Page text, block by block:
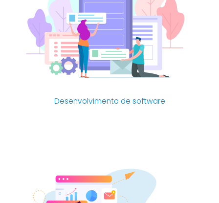
Desenvolvimento de software